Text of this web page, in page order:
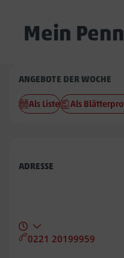
Mein
Penny
Bremer
Str.
ANGEBOTE DER WOCHE
Als Liste Als
ADRESSE
0221 20199959